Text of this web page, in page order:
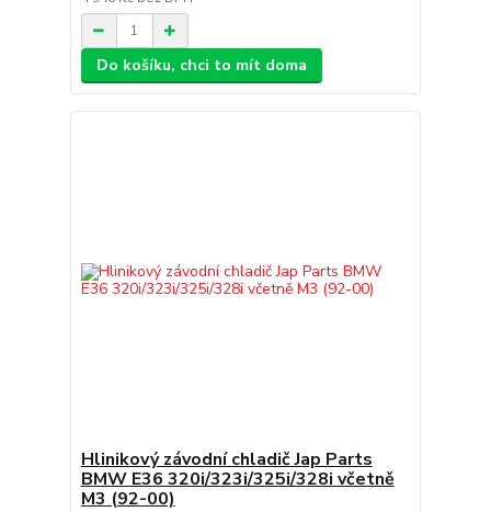
Do košíku, chci to mít doma
Hlinikový závodní chladič Jap Parts
BMW E36 320i/323i/325i/328i včetně
M3 (92-00)